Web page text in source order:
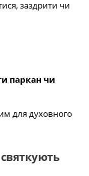
заздрити чи
паркан чи
для духовного